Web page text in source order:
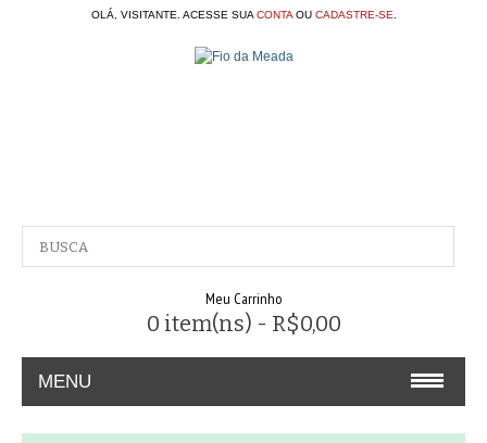
OLÁ, VISITANTE. ACESSE SUA CONTAOU CADASTRE-SE
Meu Carrinho
0 item(ns) - R$0,00
MENU
A EMPRESA